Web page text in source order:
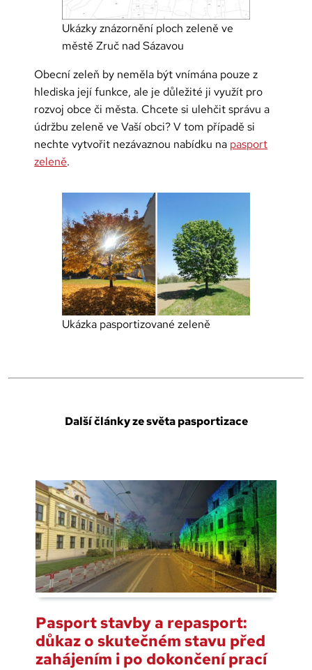
Ukázky znázornění ploch zeleně ve
městě Zruč nad Sázavou
Obecní zeleň by neměla být vnímána pouze z
hlediska její funkce, ale je důležité ji využít pro
rozvoj obce či města. Chcete si ulehčit správu a
údržbu zeleně ve Vaší obci? V tom případě si
nechte vytvořit nezávaznou nabídku na pasport
zeleně.
Ukázka pasportizované zeleně
Další články ze světa pasportizace
Pasport stavby a repasport:
důkaz o skutečném stavu před
zahájením i po dokončení prací